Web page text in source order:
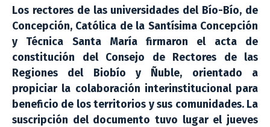
Los rectores de las universidades del Bío-Bío, de
Concepción, Católica de la Santísima Concepción
y Técnica Santa María firmaron el acta de
constitución del Consejo de Rectores de las
Regiones del Biobío y Ñuble, orientado a
propiciar la colaboración interinstitucional para
beneficio de los territorios y sus comunidades. La
suscripción del documento tuvo lugar el jueves